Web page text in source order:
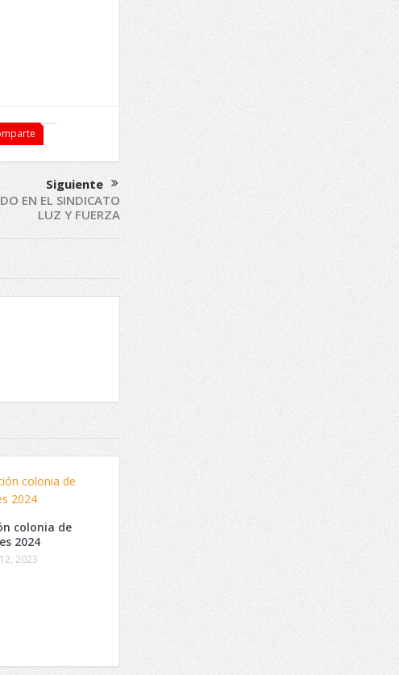
Siguiente
EN EL SINDICATO
LUZ Y FUERZA
colonia de
2024
2023